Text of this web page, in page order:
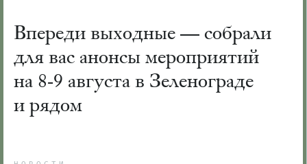
Впереди выходные — собрали
для вас анонсы мероприятий
на 8-9 августа в Зеленограде
и рядом